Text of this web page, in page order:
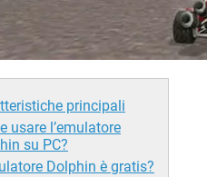
principali
usare l’emulatore
su PC?
Dolphin è gratis?